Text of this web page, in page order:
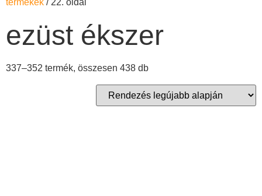
termékek / 22. oldal
ezüst ékszer
337–352 termék, összesen 438 dbSorted
latest